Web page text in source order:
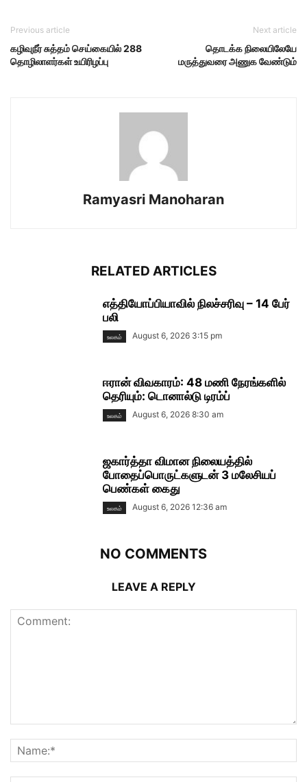
Previous article
கழிவுநீர் சுத்தம் செய்கையில் 288
தொழிலாளர்கள் உயிரிழப்பு
Next article
தொடக்க நிலையிலேயே
மருத்துவரை அணுக வேண்டும்
Ramyasri Manoharan
RELATED ARTICLES
எத்தியோப்பியாவில் நிலச்சரிவு – 14 பேர்
பலி
உலகம் August 6, 2026 3:15 pm
ஈரான் விவகாரம்: 48 மணி நேரங்களில்
தெரியும்: டொனால்டு டிரம்ப்
உலகம் August 6, 2026 8:30 am
ஜகார்த்தா விமான நிலையத்தில்
போதைப்பொருட்களுடன் 3 மலேசியப்
பெண்கள் கைது
உலகம் August 6, 2026 12:36 am
NO COMMENTS
LEAVE A REPLY